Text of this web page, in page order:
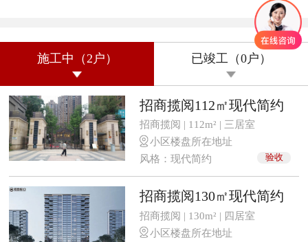
施工中（2户） 已竣工（0户）
招商揽阅112㎡现代简约
招商揽阅 | 112m² | 三居室
小区楼盘所在地址
风格：现代简约
验收
招商揽阅130㎡现代简约
招商揽阅 | 130m² | 四居室
小区楼盘所在地址